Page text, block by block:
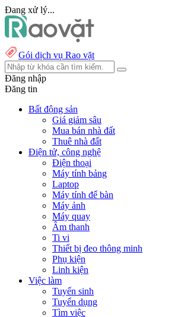
Đang xử lý...
Gói dịch vụ Rao vặt
Đăng nhập
Đăng tin
Bất động sản
Giá giảm sâu
Mua bán nhà đất
Thuê nhà đất
Điện tử, công nghệ
Điện thoại
Máy tính bảng
Laptop
Máy tính để bàn
Máy ảnh
Máy quay
Âm thanh
Ti vi
Thiết bị đeo thông minh
Phụ kiện
Linh kiện
Việc làm
Tuyển sinh
Tuyển dụng
Tìm việc